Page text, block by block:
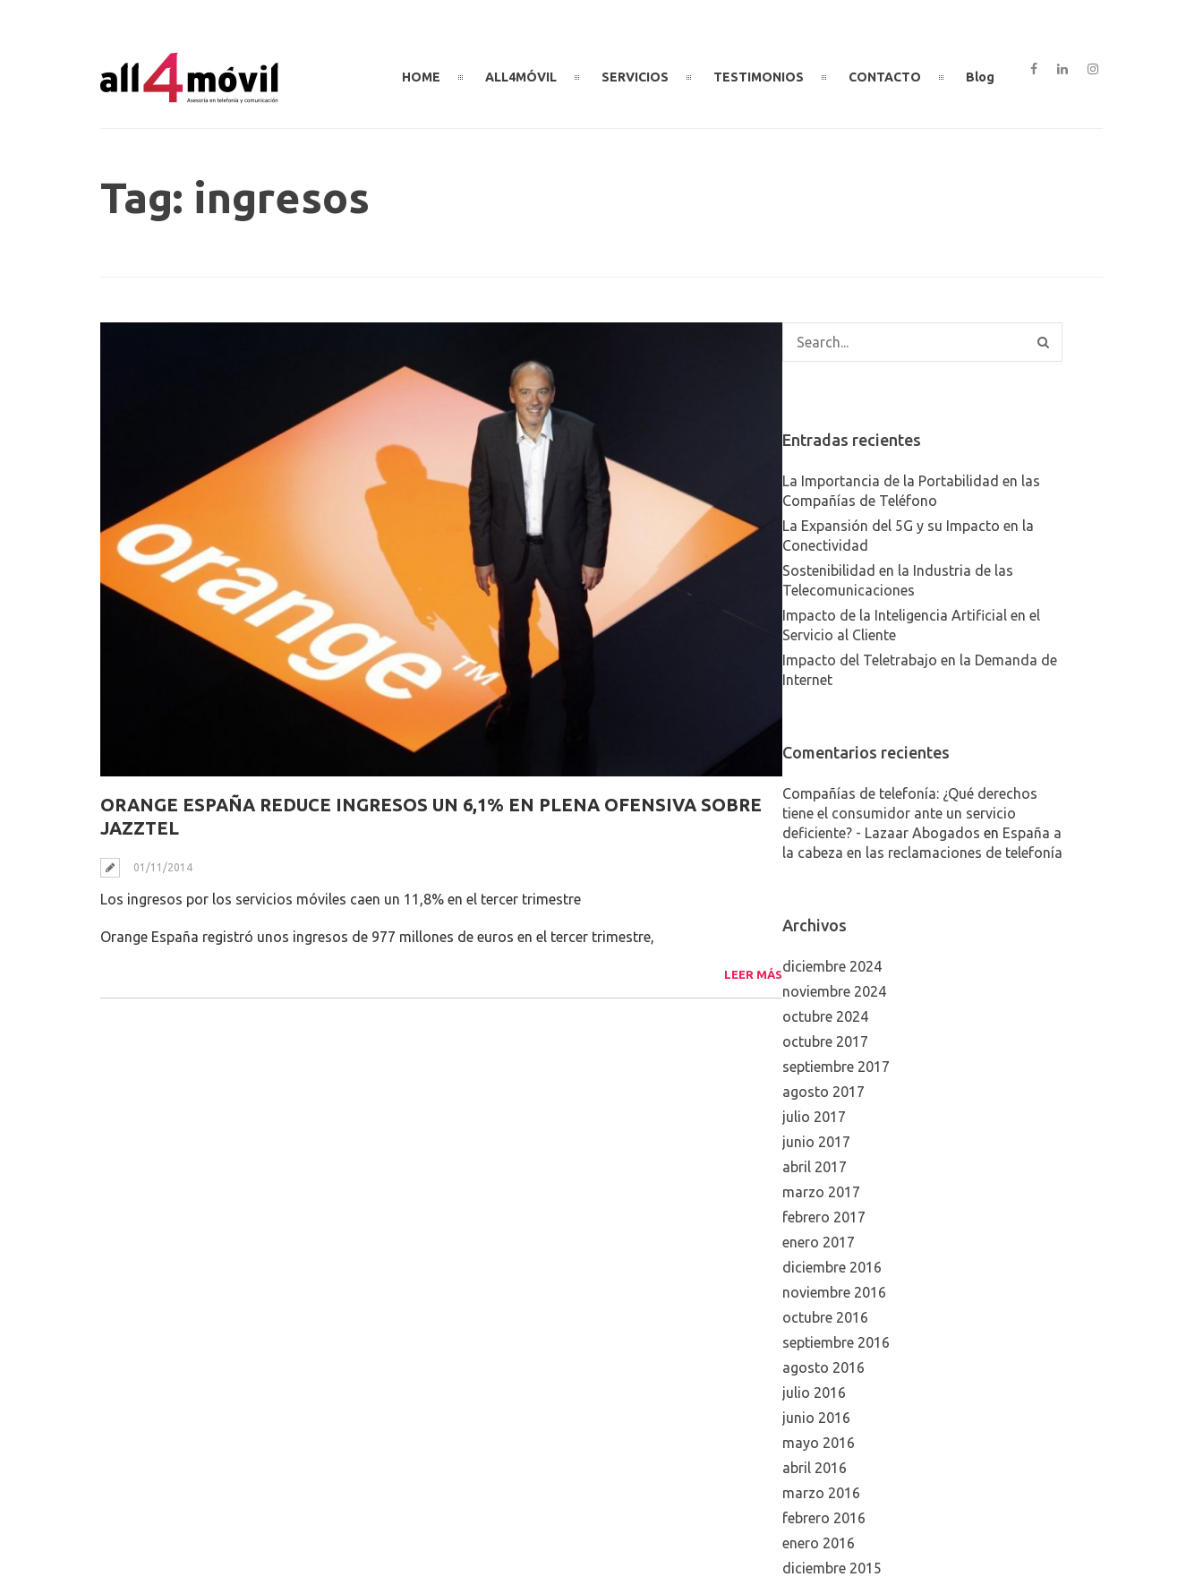
HOME ALL4MÓVIL SERVICIOS TESTIMONIOS CONTACTO Blog
Tag: ingresos
ORANGE ESPAÑA REDUCE INGRESOS UN 6,1% EN PLENA OFENSIVA SOBRE
JAZZTEL
01/11/2014
Los ingresos por los servicios móviles caen un 11,8% en el tercer trimestre
Orange España registró unos ingresos de 977 millones de euros en el tercer trimestre,
LEER MÁS
Entradas recientes
La Importancia de la Portabilidad en las
Compañías de Teléfono
La Expansión del 5G y su Impacto en la
Conectividad
Sostenibilidad en la Industria de las
Telecomunicaciones
Impacto de la Inteligencia Artificial en el
Servicio al Cliente
Impacto del Teletrabajo en la Demanda de
Internet
Comentarios recientes
Compañías de telefonía: ¿Qué derechos
tiene el consumidor ante un servicio
deficiente? - Lazaar Abogados en España a
la cabeza en las reclamaciones de telefonía
Archivos
diciembre 2024
noviembre 2024
octubre 2024
octubre 2017
septiembre 2017
agosto 2017
julio 2017
junio 2017
abril 2017
marzo 2017
febrero 2017
enero 2017
diciembre 2016
noviembre 2016
octubre 2016
septiembre 2016
agosto 2016
julio 2016
junio 2016
mayo 2016
abril 2016
marzo 2016
febrero 2016
enero 2016
diciembre 2015